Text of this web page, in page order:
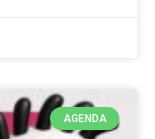
AGENDA